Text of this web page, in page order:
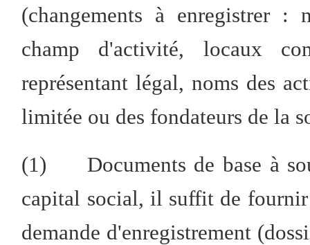
(changements à enregistrer :
champ d'activité, locaux
représentant légal, noms des
limitée ou des fondateurs de la
(1) Documents de base à
capital social, il suffit de
demande d'enregistrement